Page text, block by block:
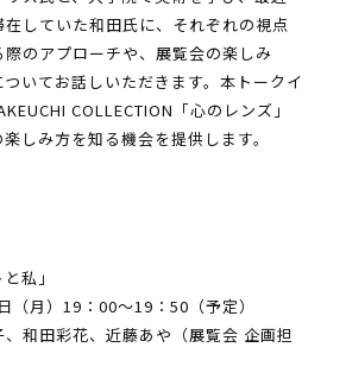
していた和田氏に、それぞれの視点
のアプローチや、展覧会の楽しみ
いてお話しいただきます。本トークイ
COLLECTION「心のレンズ」
しみ方を知る機会を提供します。
私」
（月）19：00〜19：50（予定）
和田彩花、近藤あや（展覧会 企画担